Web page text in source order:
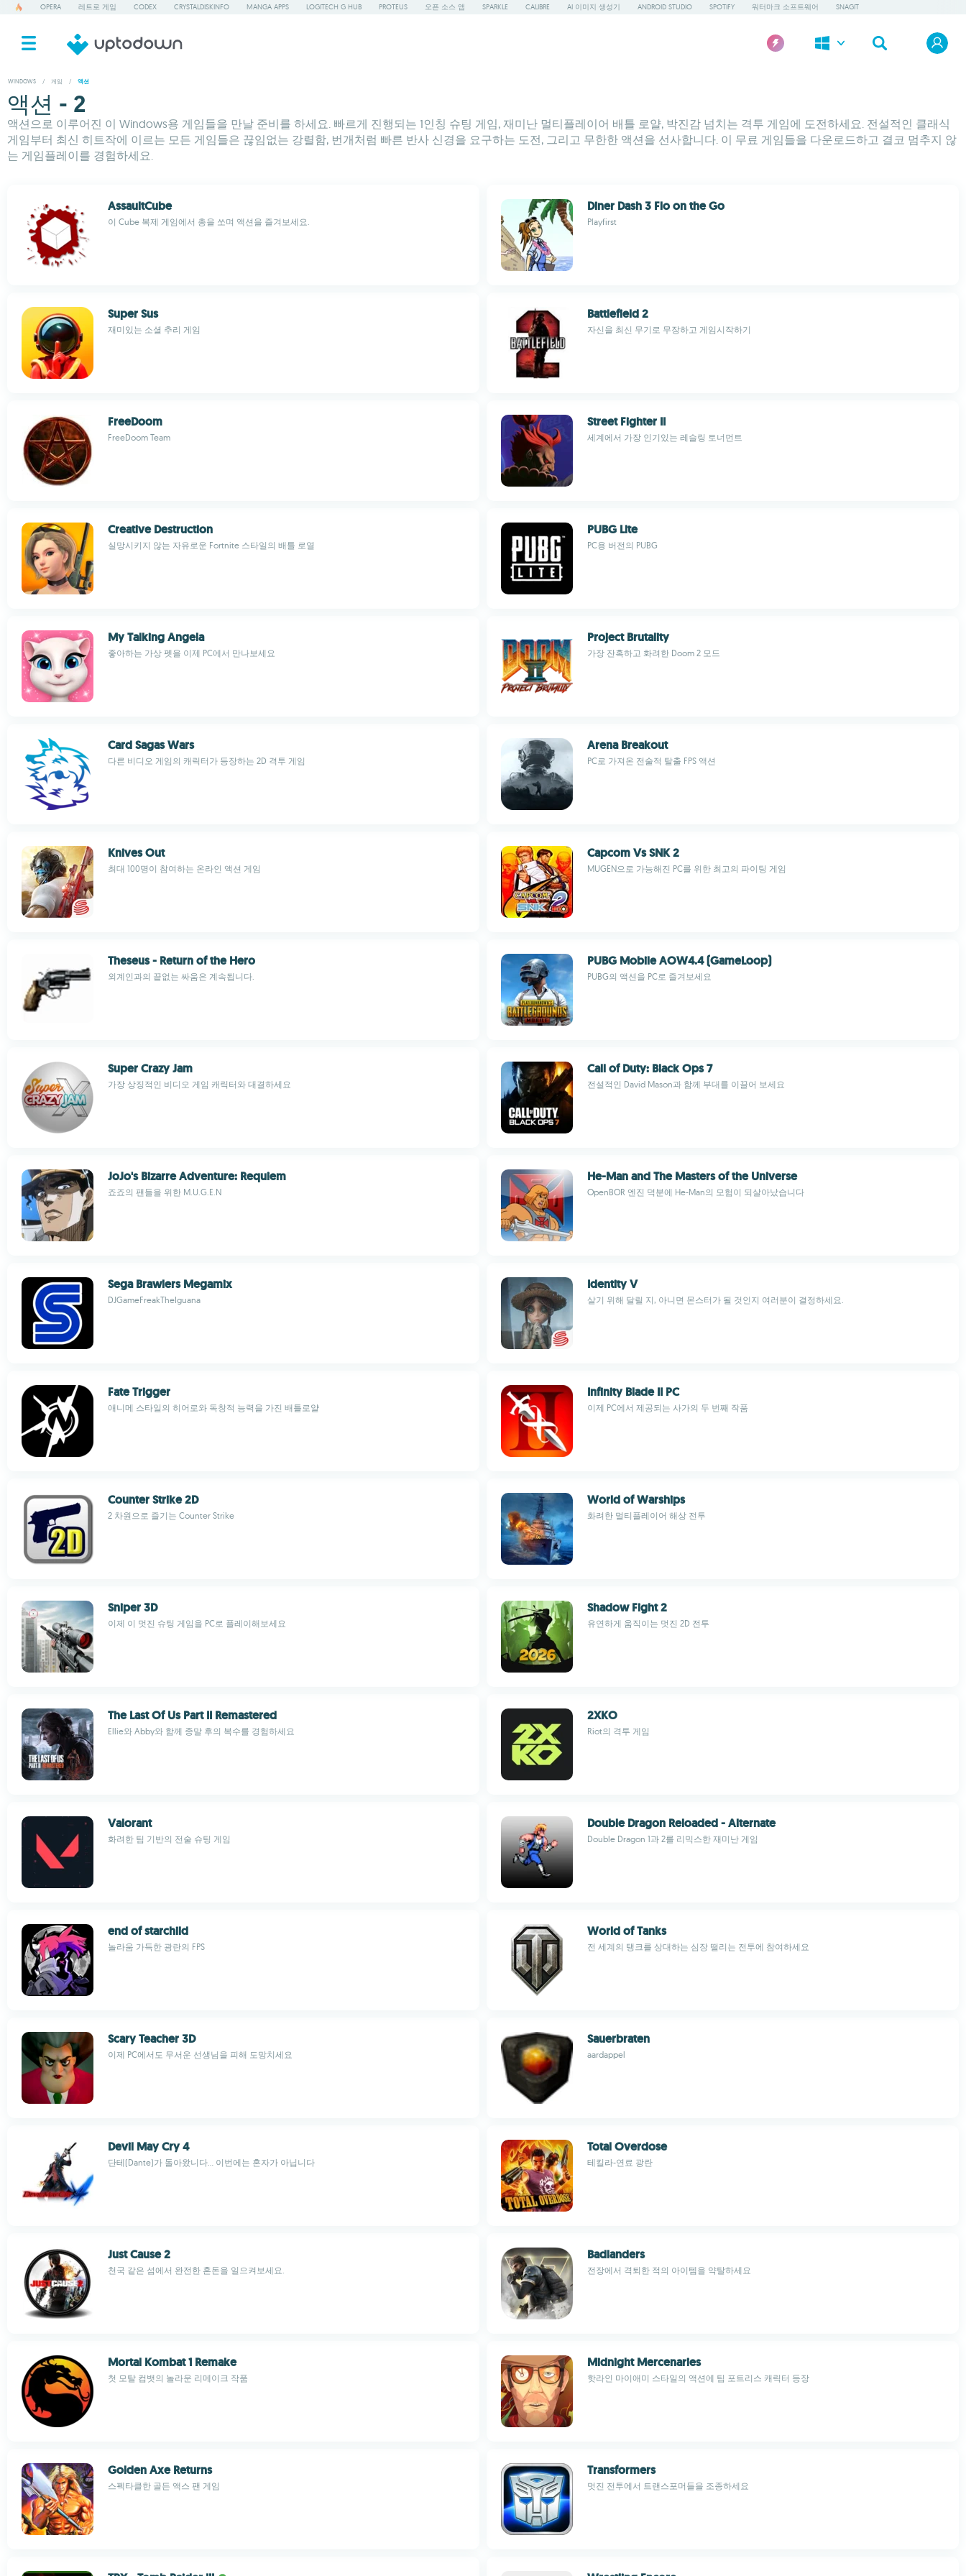
OPERA 레트로 게임 CODEX CRYSTALDISKINFO MANGA APPS LOGITECH G HUB PROTEUS 오픈 소스 앱 SPARKLE CALIBRE AI 이미지 생성기 ANDROID STUDIO SPOTIFY 워터마크 소프트웨어 SNAGIT
WINDOWS / 게임 / 액션
액션 - 2
액션으로 이루어진 이 Windows용 게임들을 만날 준비를 하세요. 빠르게 진행되는 1인칭 슈팅 게임, 재미난 멀티플레이어 배틀 로얄, 박진감 넘치는 격투 게임에 도전하세요. 전설적인 클래식
게임부터 최신 히트작에 이르는 모든 게임들은 끊임없는 강렬함, 번개처럼 빠른 반사 신경을 요구하는 도전, 그리고 무한한 액션을 선사합니다. 이 무료 게임들을 다운로드하고 결코 멈추지 않
는 게임플레이를 경험하세요.
AssaultCube
이 Cube 복제 게임에서 총을 쏘며 액션을 즐겨보세요.
Diner Dash 3 Flo on the Go
Playfirst
Super Sus
재미있는 소셜 추리 게임
Battlefield 2
자신을 최신 무기로 무장하고 게임시작하기
FreeDoom
FreeDoom Team
Street Fighter II
세계에서 가장 인기있는 레슬링 토너먼트
Creative Destruction
실망시키지 않는 자유로운 Fortnite 스타일의 배틀 로열
PUBG Lite
PC용 버전의 PUBG
My Talking Angela
좋아하는 가상 펫을 이제 PC에서 만나보세요
Project Brutality
가장 잔혹하고 화려한 Doom 2 모드
Card Sagas Wars
다른 비디오 게임의 캐릭터가 등장하는 2D 격투 게임
Arena Breakout
PC로 가져온 전술적 탈출 FPS 액션
Knives Out
최대 100명이 참여하는 온라인 액션 게임
Capcom Vs SNK 2
MUGEN으로 가능해진 PC를 위한 최고의 파이팅 게임
Theseus - Return of the Hero
외계인과의 끝없는 싸움은 계속됩니다.
PUBG Mobile AOW4.4 (GameLoop)
PUBG의 액션을 PC로 즐겨보세요
Super Crazy Jam
가장 상징적인 비디오 게임 캐릭터와 대결하세요
Call of Duty: Black Ops 7
전설적인 David Mason과 함께 부대를 이끌어 보세요
JoJo's Bizarre Adventure: Requiem
죠죠의 팬들을 위한 M.U.G.E.N
He-Man and The Masters of the Universe
OpenBOR 엔진 덕분에 He-Man의 모험이 되살아났습니다
Sega Brawlers Megamix
DJGameFreakTheIguana
Identity V
살기 위해 달릴 지, 아니면 몬스터가 될 것인지 여러분이 결정하세요.
Fate Trigger
애니메 스타일의 히어로와 독창적 능력을 가진 배틀로얄
Infinity Blade II PC
이제 PC에서 제공되는 사가의 두 번째 작품
Counter Strike 2D
2 차원으로 즐기는 Counter Strike
World of Warships
화려한 멀티플레이어 해상 전투
Sniper 3D
이제 이 멋진 슈팅 게임을 PC로 플레이해보세요
Shadow Fight 2
유연하게 움직이는 멋진 2D 전투
The Last Of Us Part II Remastered
Ellie와 Abby와 함께 종말 후의 복수를 경험하세요
2XKO
Riot의 격투 게임
Valorant
화려한 팀 기반의 전술 슈팅 게임
Double Dragon Reloaded - Alternate
Double Dragon 1과 2를 리믹스한 재미난 게임
end of starchild
놀라움 가득한 광란의 FPS
World of Tanks
전 세계의 탱크를 상대하는 심장 떨리는 전투에 참여하세요
Scary Teacher 3D
이제 PC에서도 무서운 선생님을 피해 도망치세요
Sauerbraten
aardappel
Devil May Cry 4
단테(Dante)가 돌아왔니다... 이번에는 혼자가 아닙니다
Total Overdose
테킬라-연료 광란
Just Cause 2
천국 같은 섬에서 완전한 혼돈을 일으켜보세요.
Badlanders
전장에서 격퇴한 적의 아이템을 약탈하세요
Mortal Kombat 1 Remake
첫 모탈 컴뱃의 놀라운 리메이크 작품
Midnight Mercenaries
핫라인 마이애미 스타일의 액션에 팀 포트리스 캐릭터 등장
Golden Axe Returns
스펙타클한 골든 액스 팬 게임
Transformers
멋진 전투에서 트랜스포머들을 조종하세요